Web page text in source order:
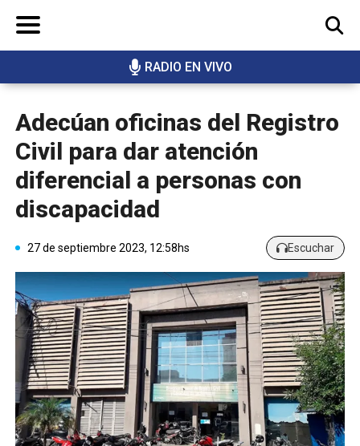
RADIO EN VIVO
BUSCAR
Adecúan oficinas del Registro
Civil para dar atención
diferencial a personas con
discapacidad
27 de septiembre 2023, 12:58hs Escuchar